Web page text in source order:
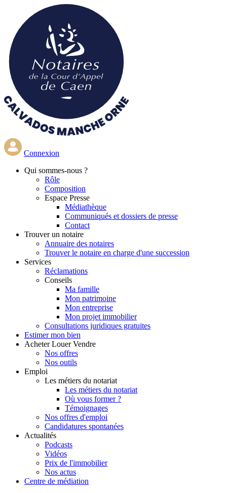
contenu
principal
Connexion
Qui sommes-nous ?
Rôle
Composition
Espace Presse
Médiathèque
Communiqués et dossiers de presse
Contact
Trouver un notaire
Annuaire des notaires
Trouver le notaire en charge d'une succession
Services
Réclamations
Conseils
Ma famille
Mon patrimoine
Mon entreprise
Mon projet immobilier
Consultations juridiques gratuites
Estimer mon bien
Acheter Louer Vendre
Nos offres
Nos outils
Emploi
Les métiers du notariat
Les métiers du notariat
Où vous former ?
Témoignages
Nos offres d'emploi
Candidatures spontanées
Actualités
Podcasts
Vidéos
Prix de l'immobilier
Nos actus
Centre de médiation